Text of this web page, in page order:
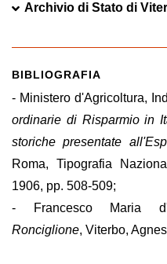
Archivio di Stato di
BIBLIOGRAFIA
- Ministero d'Agricoltura,
ordinarie di Risparmio in
storiche presentate
Roma, Tipografia
1906, pp. 508-509;
- Francesco Maria
Ronciglione, Viterbo,